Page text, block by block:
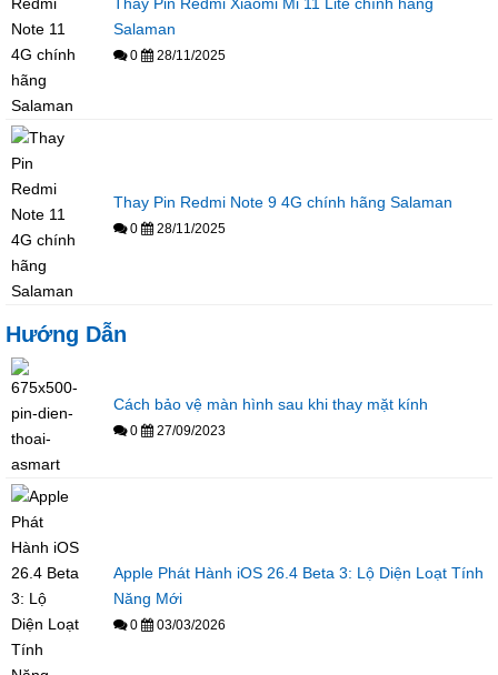
Thay Pin Redmi Xiaomi Mi 11 Lite chính hãng
Salaman
0 28/11/2025
Thay Pin Redmi Note 9 4G chính hãng Salaman
0 28/11/2025
Hướng Dẫn
Cách bảo vệ màn hình sau khi thay mặt kính
0 27/09/2023
Apple Phát Hành iOS 26.4 Beta 3: Lộ Diện Loạt Tính
Năng Mới
0 03/03/2026